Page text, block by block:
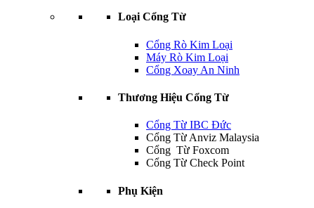
Loại Cổng Từ
Cổng Rò Kim Loại
Máy Rò Kim Loại
Cổng Xoay An Ninh
Thương Hiệu Cổng Từ
Cổng Từ IBC Đức
Cổng Từ Anviz Malaysia
Cổng Từ Foxcom
Cổng Từ Check Point
Phụ Kiện